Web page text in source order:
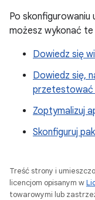
Po skonfigurowaniu
możesz wykonać
Dowiedz się
Dowiedz się,
przetestować
Zoptymalizuj
Skonfiguruj
Treść strony i
licencjom opisanym w
towarowymi lub